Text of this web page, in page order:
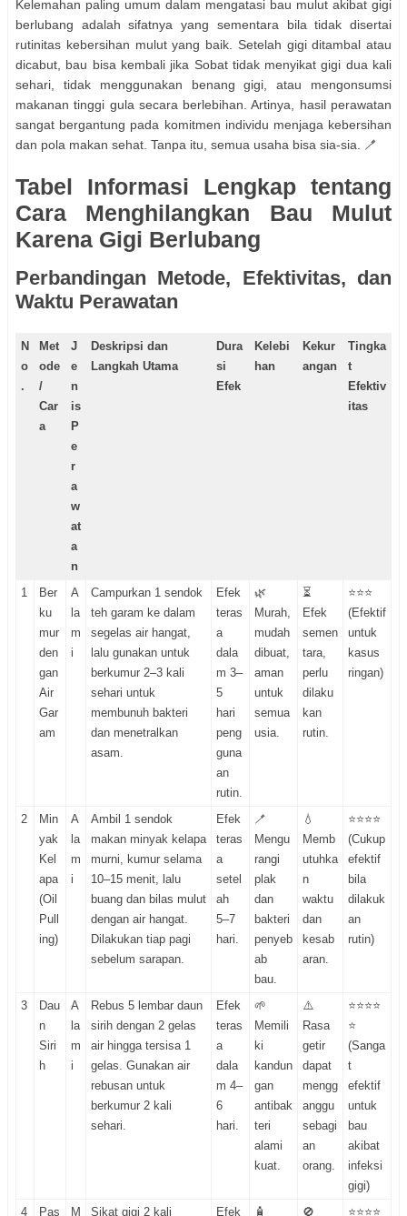
Kelemahan paling umum dalam mengatasi bau mulut akibat gigi
berlubang adalah sifatnya yang sementara bila tidak disertai
rutinitas kebersihan mulut yang baik. Setelah gigi ditambal atau
dicabut, bau bisa kembali jika Sobat tidak menyikat gigi dua kali
sehari, tidak menggunakan benang gigi, atau mengonsumsi
makanan tinggi gula secara berlebihan. Artinya, hasil perawatan
sangat bergantung pada komitmen individu menjaga kebersihan
dan pola makan sehat. Tanpa itu, semua usaha bisa sia-sia. 🪥
Tabel Informasi Lengkap tentang
Cara Menghilangkan Bau Mulut
Karena Gigi Berlubang
Perbandingan Metode, Efektivitas, dan
Waktu Perawatan
N
o
.
Met
ode
/
Car
a
J
e
n
is
P
e
r
a
w
at
a
n
Deskripsi dan
Langkah Utama
Dura
si
Efek
Kelebi
han
Kekur
angan
Tingka
t
Efektiv
itas
1
Ber
ku
mur
den
gan
Air
Gar
am
A
la
m
i
Campurkan 1 sendok
teh garam ke dalam
segelas air hangat,
lalu gunakan untuk
berkumur 2–3 kali
sehari untuk
membunuh bakteri
dan menetralkan
asam.
Efek
teras
a
dala
m 3–
5
hari
peng
guna
an
rutin.
🌿
Murah,
mudah
dibuat,
aman
untuk
semua
usia.
⏳
Efek
semen
tara,
perlu
dilaku
kan
rutin.
⭐⭐⭐
(Efektif
untuk
kasus
ringan)
2
Min
yak
Kel
apa
(Oil
Pull
ing)
A
la
m
i
Ambil 1 sendok
makan minyak kelapa
murni, kumur selama
10–15 menit, lalu
buang dan bilas mulut
dengan air hangat.
Dilakukan tiap pagi
sebelum sarapan.
Efek
teras
a
setel
ah
5–7
hari.
🪥
Mengu
rangi
plak
dan
bakteri
penyeb
ab
bau.
💧
Memb
utuhka
n
waktu
dan
kesab
aran.
⭐⭐⭐⭐
(Cukup
efektif
bila
dilakuk
an
rutin)
3
Dau
n
Siri
h
A
la
m
i
Rebus 5 lembar daun
sirih dengan 2 gelas
air hingga tersisa 1
gelas. Gunakan air
rebusan untuk
berkumur 2 kali
sehari.
Efek
teras
a
dala
m 4–
6
hari.
🌱
Memili
ki
kandun
gan
antibak
teri
alami
kuat.
⚠️
Rasa
getir
dapat
mengg
anggu
sebagi
an
orang.
⭐⭐⭐⭐
⭐
(Sanga
t
efektif
untuk
bau
akibat
infeksi
gigi)
4
Pas M Sikat gigi 2 kali Efek 🧴 🚫 ⭐⭐⭐⭐